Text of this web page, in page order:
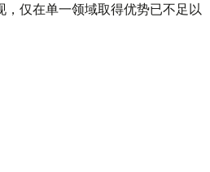
仅在单一领域取得优势已不足以